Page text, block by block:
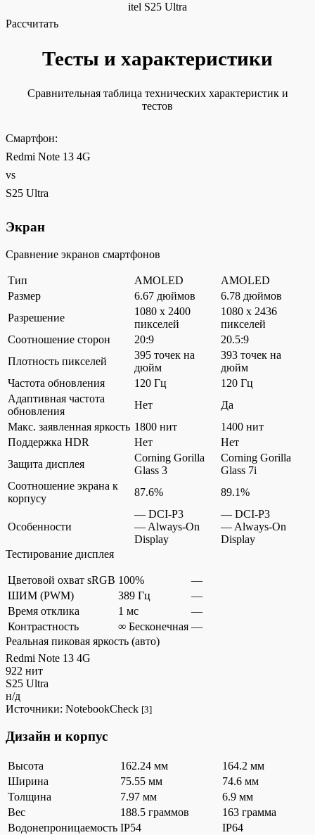
itel S25 Ultra
Рассчитать
Тесты и характеристики
Сравнительная таблица технических характеристик и
тестов
Смартфон:
Redmi Note 13 4G
vs
S25 Ultra
Экран
Сравнение экранов смартфонов
Тип AMOLED
AMOLED
Размер
6.67 дюймов
6.78 дюймов
Разрешение
1080 x 2400
пикселей
1080 x 2436
пикселей
Соотношение сторон
20:9
20.5:9
Плотность пикселей
395 точек на
дюйм
393 точек на
дюйм
Частота обновления
120 Гц
120 Гц
Адаптивная частота
обновления
Нет
Да
Макс. заявленная яркость 1800 нит
1400 нит
Поддержка HDR
Нет
Нет
Защита дисплея
Corning Gorilla
Glass 3
Corning Gorilla
Glass 7i
Соотношение экрана к
корпусу
87.6% 89.1%
Особенности
— DCI-P3
— Always-On
Display
— DCI-P3
— Always-On
Display
Тестирование дисплея
Цветовой охват sRGB 100%
—
ШИМ (PWM)
389 Гц
—
Время отклика
1 мс
—
Контрастность
∞ Бесконечная —
Реальная пиковая яркость (авто)
Redmi Note 13 4G
922 нит
S25 Ultra
н/д
Источники: NotebookCheck [3]
Дизайн и корпус
Высота 162.24 мм
164.2 мм
Ширина
75.55 мм
74.6 мм
Толщина
7.97 мм
6.9 мм
Вес
188.5 граммов
163 грамма
Водонепроницаемость IP54
IP64